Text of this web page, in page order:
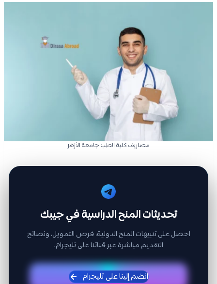
مصاريف كلية الطب جامعة الأزهر
تحديثات المنح الدراسية في جيبك
احصل على تنبيهات المنح الدولية، فرص التمويل، ونصائح
التقديم مباشرة عبر قناتنا على تليجرام.
انضم إلينا على تليجرام